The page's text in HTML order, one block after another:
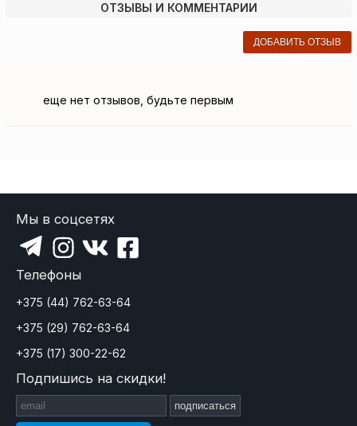
ОТЗЫВЫ И КОММЕНТАРИИ
ДОБАВИТЬ ОТЗЫВ
еще нет отзывов, будьте первым
Мы в соцсетях
Телефоны
+375 (44) 762-63-64
+375 (29) 762-63-64
+375 (17) 300-22-62
Подпишись на скидки!
подписаться